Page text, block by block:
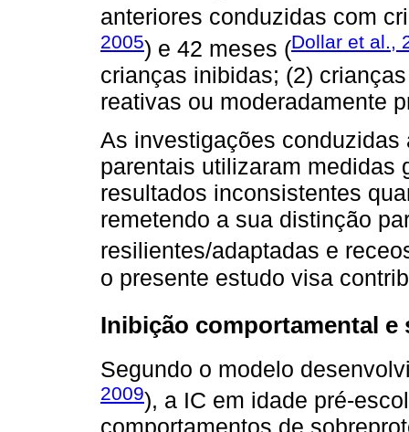
anteriores conduzidas com
2005) e 42 meses (Dollar et al.,
crianças inibidas; (2)
reativas ou moderadamente
As investigações
parentais utilizaram medidas
resultados inconsistentes
remetendo a sua distinção
resilientes/adaptadas e
o presente estudo visa
Inibição comportamental e
Segundo o modelo
2009), a IC em idade pré-